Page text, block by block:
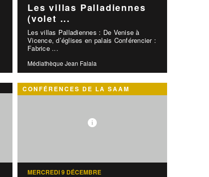
Les villas Palladiennes
(volet ...
Les villas Palladiennes : De Venise à
Vicence, d’églises en palais Conférencier :
Fabrice ...
Médiathèque Jean Falala
CONFÉRENCES DE LA SAAM
MERCREDI 9 DÉCEMBRE